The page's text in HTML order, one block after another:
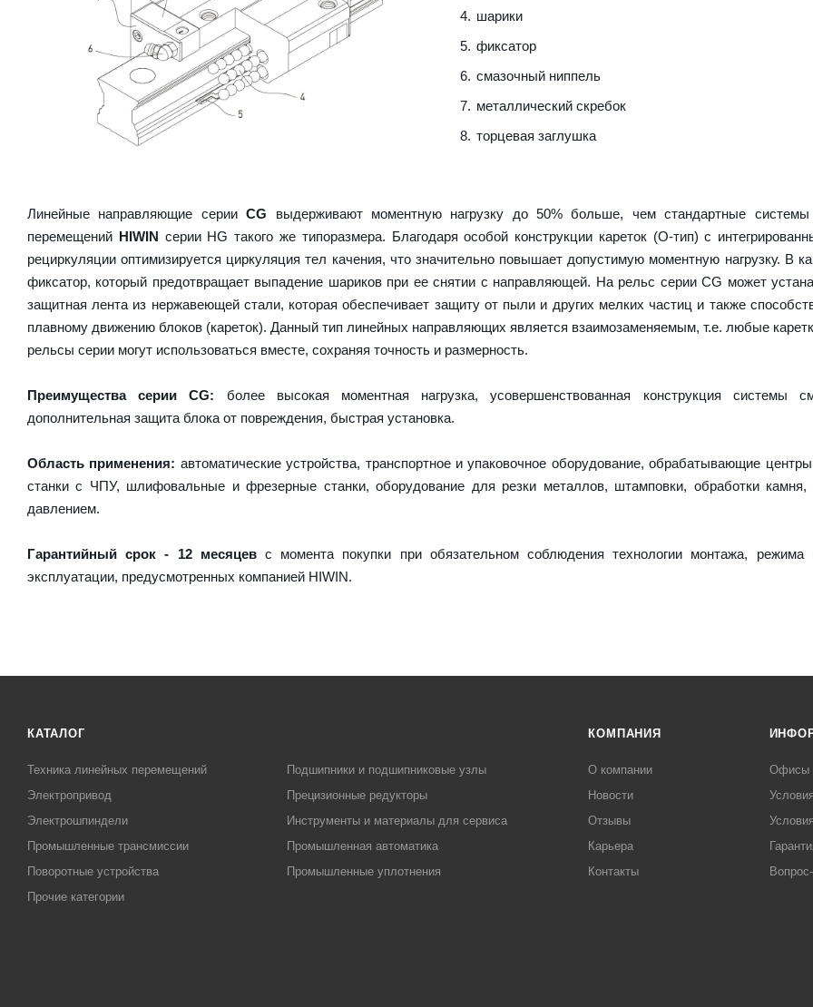
шарики
фиксатор
смазочный ниппель
металлический скребок
торцевая заглушка
Линейные направляющие серииCG выдерживают моментную нагрузку до 50% больше, чем стандартные системы
перемещений HIWIN серии HG такого же типоразмера. Благодаря особой конструкции кареток (О-тип) с
рециркуляции оптимизируется циркуляция тел качения, что значительно повышает допустимую моментную нагрузку. В
фиксатор, который предотвращает выпадение шариков при ее снятии с направляющей. На рельс серии CG может
защитная лента из нержавеющей стали, которая обеспечивает защиту от пыли и других мелких частиц и также
плавному движению блоков (кареток). Данный тип линейных направляющих является взаимозаменяемым, т.е. любые
рельсы серии могут использоваться вместе, сохраняя точность и размерность.
Преимущества серии CG: более высокая моментная нагрузка, усовершенствованная конструкция системы
дополнительная защита блока от повреждения, быстрая установка.
Область применения: автоматические устройства, транспортное и упаковочное оборудование, обрабатывающие
станки с ЧПУ, шлифовальные и фрезерные станки, оборудование для резки металлов, штамповки, обработки камня,
давлением.
Гарантийный срок - 12 месяцевс момента покупки при обязательном соблюдения технологии монтажа, режима
эксплуатации, предусмотренных компанией HIWIN.
КАТАЛОГ
Техника линейных перемещений
Подшипники и подшипниковые узлы
Электропривод
Прецизионные редукторы
Электрошпиндели
Инструменты и материалы для сервиса
Промышленные трансмиссии
Промышленная автоматика
Поворотные устройства
Промышленные уплотнения
Прочие категории
КОМПАНИЯ
О компании
Новости
Отзывы
Карьера
Контакты
Офисы